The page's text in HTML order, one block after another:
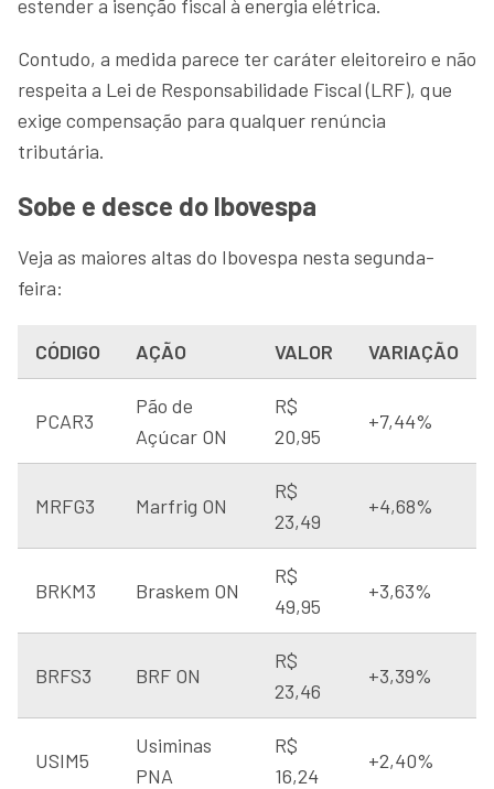
estender a isenção fiscal à energia elétrica.
Contudo, a medida parece ter caráter eleitoreiro e não
respeita a Lei de Responsabilidade Fiscal (LRF), que
exige compensação para qualquer renúncia
tributária.
Sobe e desce do Ibovespa
Veja as maiores altas do Ibovespa nesta segunda-
feira:
CÓDIGO AÇÃO VALOR VARIAÇÃO
PCAR3
Pão de
Açúcar ON
R$
20,95
+7,44%
MRFG3 Marfrig ON
R$
23,49
+4,68%
BRKM3 Braskem ON
R$
49,95
+3,63%
BRFS3 BRF ON
R$
23,46
+3,39%
USIM5
Usiminas
PNA
R$
16,24
+2,40%